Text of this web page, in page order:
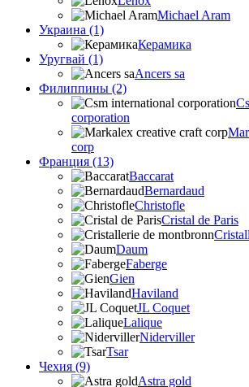
Michael Aram
Украина (1)
Керамика
Уругвай (1)
Ancers sa
Филиппины (2)
corporation
corp
Франция (13)
Baccarat
Bernardaud
Christofle
Cristal de Paris
Daum
Faberge
Gien
Haviland
JL Coquet
Lalique
Niderviller
Tsar
Чехия (9)
Astra gold